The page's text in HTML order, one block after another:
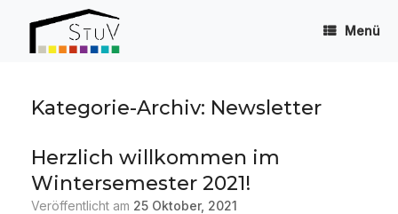
Menü
Kategorie-Archiv: Newsletter
Herzlich willkommen im
Wintersemester 2021!
Veröffentlicht am 25 Oktober, 2021